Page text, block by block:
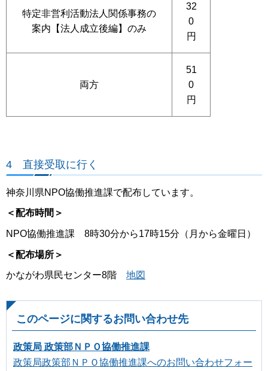
特定非営利活動法人関係事務の
案内【法人成立後編】のみ
32
0
円
両方
51
0
円
4 直接受取に行く
神奈川県NPO協働推進課で配布しています。
＜配布時間＞
NPO協働推進課 8時30分から17時15分（月から金曜日）
＜配布場所＞
かながわ県民センター8階 地図
このページに関するお問い合わせ先
政策局 政策部ＮＰＯ協働推進課
政策局政策部ＮＰＯ協働推進課へのお問い合わせフォー